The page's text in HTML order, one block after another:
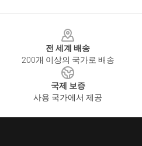
전 세계 배송
200개 이상의 국가로 배송
국제 보증
사용 국가에서 제공